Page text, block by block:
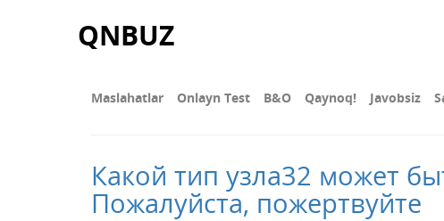
QNBUZ
Maslahatlar Onlayn Test В&О Qaynoq! Javobsiz
Какой тип узла32 может
Пожалуйста, пожертвуйте